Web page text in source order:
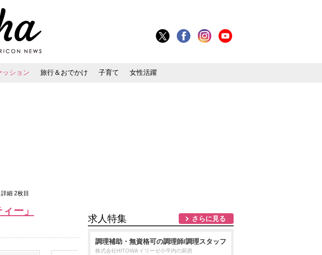
ッション 旅行＆おでかけ 子育て 女性活躍
細 2枚目
ー」
求人特集 さらに見る
調理補助・無資格可の調理師/調理スタッフ
株式会社HITOWA イリーゼ小平内の厨房